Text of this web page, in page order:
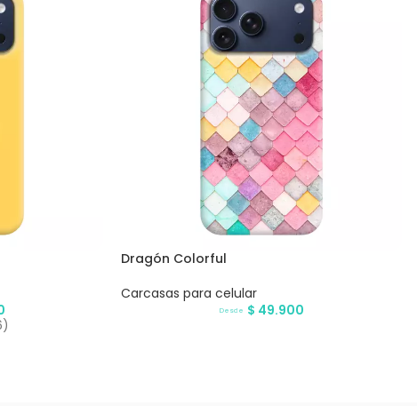
Dragón Colorful
Carcasas para celular
Desde $ 49.900